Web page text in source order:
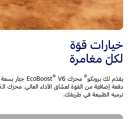
خيارات قوّة
لكلّ مغامرة
يقدّم لك برونكو®محرّك EcoBoost ®
ترميه الطّبيعة في طريقك.